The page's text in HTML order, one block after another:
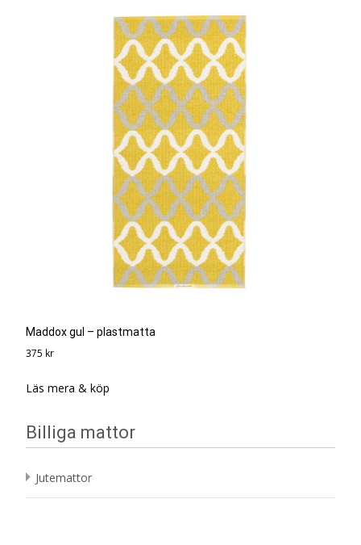
Maddox gul – plastmatta
375 kr
Läs mera & köp
Billiga mattor
Jutemattor